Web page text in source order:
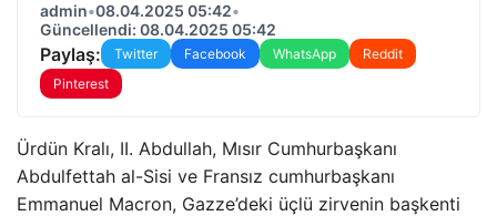
admin•08.04.2025 05:42•
Güncellendi: 08.04.2025 05:42
Paylaş: Twitter Facebook WhatsApp
Reddit
Pinterest
Ürdün Kralı, II. Abdullah, Mısır Cumhurbaşkanı
Abdulfettah al-Sisi ve Fransız cumhurbaşkanı
Emmanuel Macron, Gazze’deki üçlü zirvenin başkenti